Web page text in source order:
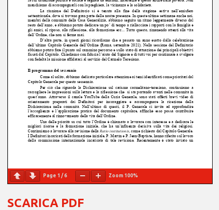
Page 1 /6 Zoom 100%
SCARICA PDF